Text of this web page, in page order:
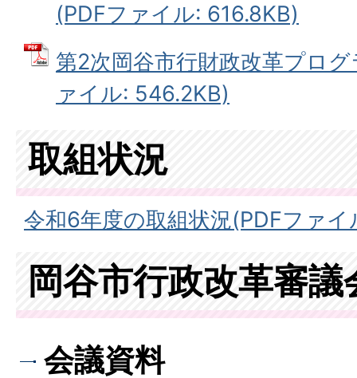
(PDFファイル: 616.8KB)
第2次岡谷市行財政改革プロ
ァイル: 546.2KB)
取組状況
令和6年度の取組状況(PDFファ
岡谷市行政改革審
会議資料